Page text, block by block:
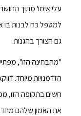
עלי אימו' מתוך
למטפל כח לבנות בו
גם הצורך בהגנות.
"מהבחינה הזו",
הזדמנויות מיוחד.
חשים בתקופה הזו,
את האמון שלהם